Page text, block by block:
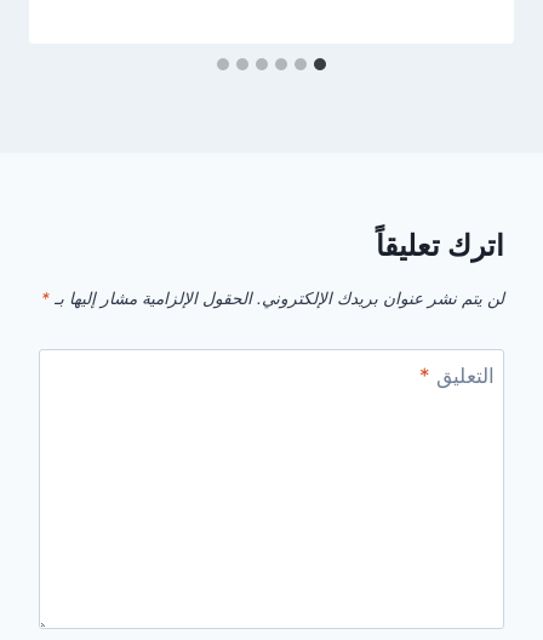
اترك تعليقاً
لن يتم نشر عنوان بريدك الإلكتروني. الحقول الإلزامية مشار إليها بـ *
التعليق *